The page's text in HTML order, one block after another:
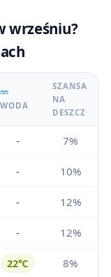
wrześniu?
WODA
SZANSA
NA
DESZCZ
- 7%
- 10%
- 12%
- 12%
22℃ 8%